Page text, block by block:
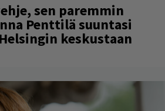
sen paremmin
Penttilä suuntasi
keskustaan